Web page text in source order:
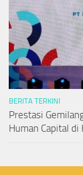
BERITA TERKINI
Prestasi
Human Capital di